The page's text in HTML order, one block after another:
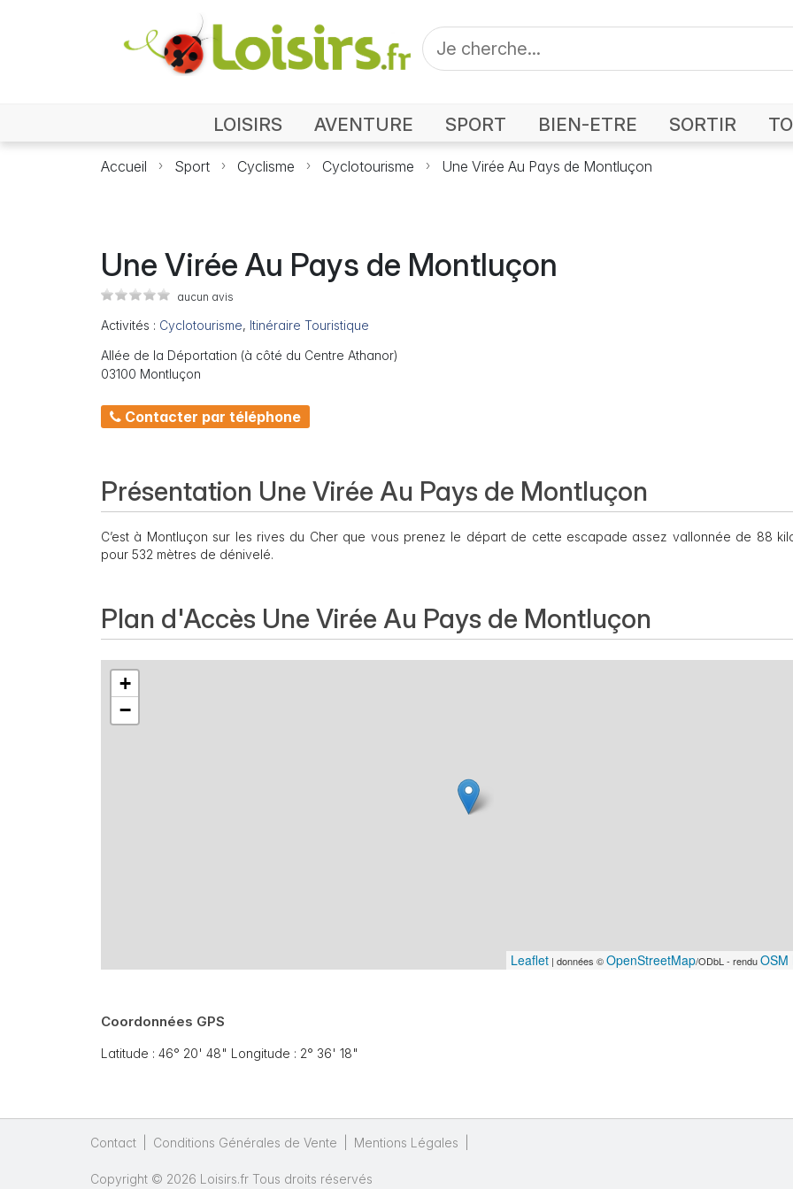
LOISIRS AVENTURE SPORT BIEN-ETRE SORTIR
Accueil Sport Cyclisme Cyclotourisme Une Virée Au Pays de Montluçon
Une Virée Au Pays de Montluçon
aucun avis
Activités : Cyclotourisme, Itinéraire Touristique
Allée de la Déportation (à côté du Centre Athanor)
03100 Montluçon
Contacter par téléphone
Présentation Une Virée Au Pays de Montluçon
C’est à Montluçon sur les rives du Cher que vous prenez le départ de cette escapade assez vallonnée de 88
pour 532 mètres de dénivelé.
Plan d'Accès Une Virée Au Pays de Montluçon
+
−
Leaflet | données ©OpenStreetMap/ODbL - renduOSM
Coordonnées GPS
Latitude : 46° 20' 48" Longitude : 2° 36' 18"
Contact Conditions Générales de Vente Mentions Légales
Copyright © 2026 Loisirs.fr Tous droits réservés